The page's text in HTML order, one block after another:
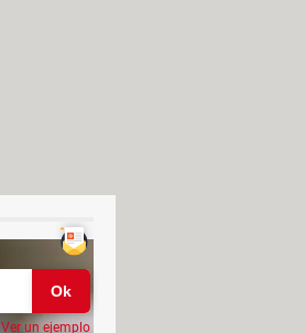
Ver un ejemplo